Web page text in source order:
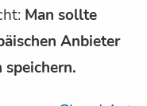
Man sollte
Anbieter